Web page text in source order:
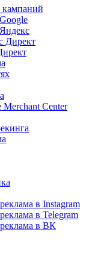
кампаний
Директ
Center
в Instagram
в Telegram
в ВК